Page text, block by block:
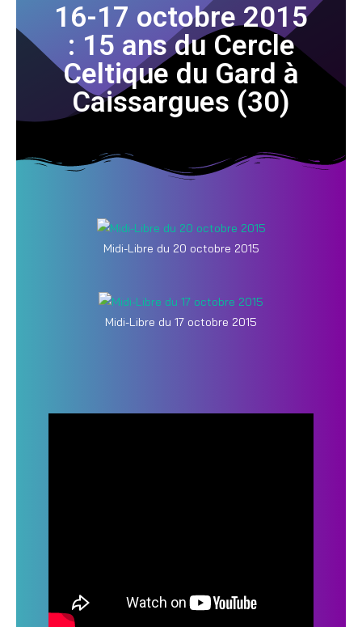
16-17 octobre 2015
: 15 ans du Cercle
Celtique du Gard à
Caissargues (30)
Midi-Libre du 20 octobre 2015
Midi-Libre du 17 octobre 2015